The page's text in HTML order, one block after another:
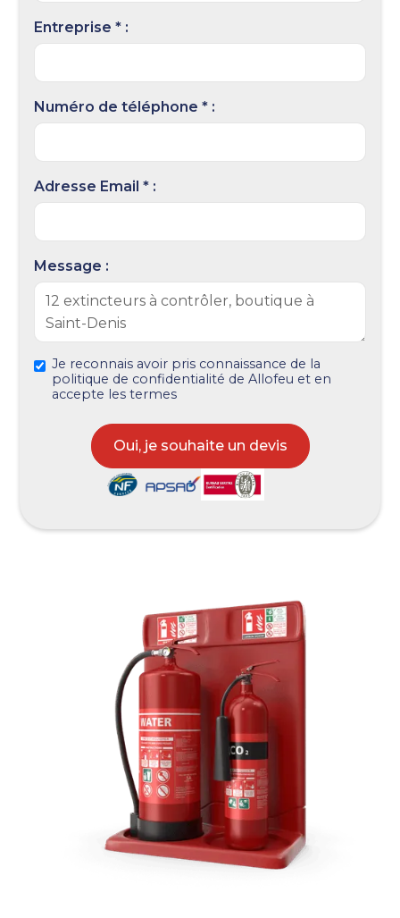
Entreprise * :
Numéro de téléphone * :
Adresse Email * :
Message :
Je reconnais avoir pris connaissance de la
politique de confidentialité de Allofeu et en
accepte les termes